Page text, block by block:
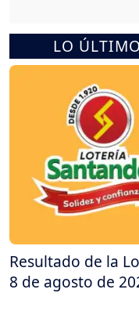
LO
Resultado de la
8 de agosto de